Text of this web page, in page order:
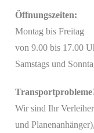
Öffnungszeiten:
Montag bis Freitag
von 9.00 bis 17.00
Samstags und
Wir sind Ihr
und Mit